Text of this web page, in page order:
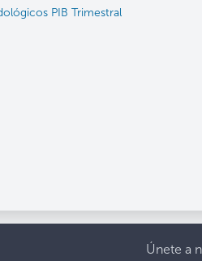
PIB Trimestral
Únete a